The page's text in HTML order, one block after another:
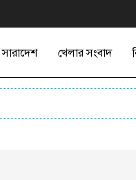
সারাদেশ খেলার সংবাদ